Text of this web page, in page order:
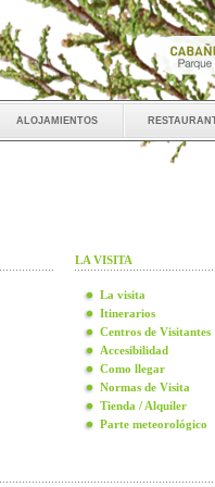
alojamientos
LA VISITA
La visita
Itinerarios
Centros de Visitantes
Accesibilidad
Como llegar
Normas de Visita
Tienda / Alquiler
Parte meteorológico